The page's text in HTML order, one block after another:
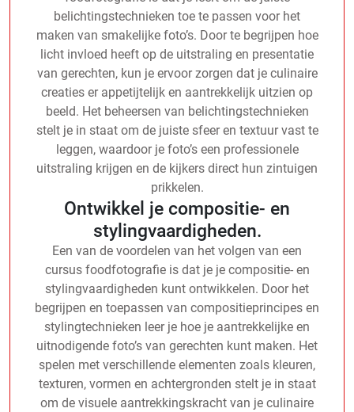
belichtingstechnieken toe te passen voor het
maken van smakelijke foto’s. Door te begrijpen hoe
licht invloed heeft op de uitstraling en presentatie
van gerechten, kun je ervoor zorgen dat je culinaire
creaties er appetijtelijk en aantrekkelijk uitzien op
beeld. Het beheersen van belichtingstechnieken
stelt je in staat om de juiste sfeer en textuur vast te
leggen, waardoor je foto’s een professionele
uitstraling krijgen en de kijkers direct hun zintuigen
prikkelen.
Ontwikkel je compositie- en
stylingvaardigheden.
Een van de voordelen van het volgen van een
cursus foodfotografie is dat je je compositie- en
stylingvaardigheden kunt ontwikkelen. Door het
begrijpen en toepassen van compositieprincipes en
stylingtechnieken leer je hoe je aantrekkelijke en
uitnodigende foto’s van gerechten kunt maken. Het
spelen met verschillende elementen zoals kleuren,
texturen, vormen en achtergronden stelt je in staat
om de visuele aantrekkingskracht van je culinaire